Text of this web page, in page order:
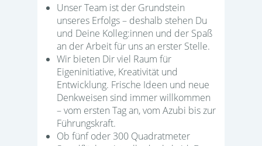
Unser Team ist der Grundstein
unseres Erfolgs – deshalb stehen Du
und Deine Kolleg:innen und der Spaß
an der Arbeit für uns an erster Stelle.
Wir bieten Dir viel Raum für
Eigeninitiative, Kreativität und
Entwicklung. Frische Ideen und neue
Denkweisen sind immer willkommen
– vom ersten Tag an, vom Azubi bis zur
Führungskraft.
Ob fünf oder 300 Quadratmeter